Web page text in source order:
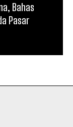
Bahas
Pasar